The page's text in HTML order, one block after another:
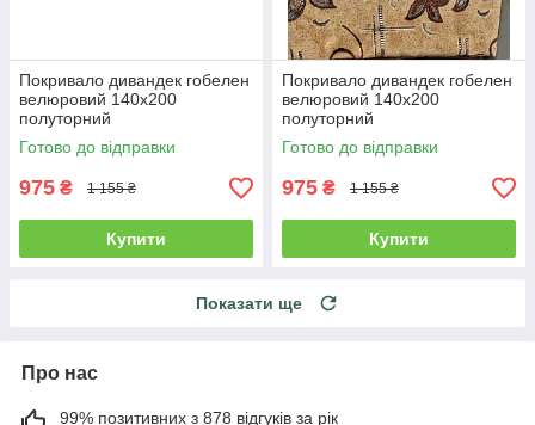
Покривало дивандек гобелен
велюровий 140х200
полуторний
Готово до відправки
975 ₴ 1 155 ₴
Купити
Покривало дивандек гобелен
велюровий 140х200
полуторний
Готово до відправки
975 ₴ 1 155 ₴
Купити
Показати ще
Про нас
99% позитивних з 878 відгуків за рік